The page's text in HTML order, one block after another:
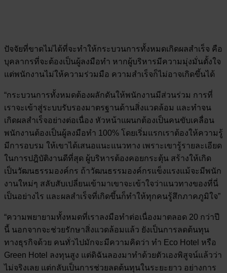
ปัจจัยที่ขาดไม่ได้ที่จะทำให้กระบวนการทั้งหมดเกิดผลสำเร็จ คือ
บุคลากรที่จะต้องเป็นผู้ลงมือทำ หากผู้บริหารมีความมุ่งมั่นตั้งใจ
แต่พนักงานไม่ให้ความร่วมมือ ความสำเร็จก็ไม่อาจเกิดขึ้นได้
“กระบวนการทั้งหมดต้องผลักดันให้พนักงานมีส่วนร่วม การที่
เราจะเข้าสู่ระบบรับรองมาตรฐานด้านสิ่งแวดล้อม และทำจน
เกิดผลสำเร็จอย่างต่อเนื่อง หัวหน้าแผนกต้องเป็นคนขับเคลื่อน
พนักงานต้องเป็นผู้ลงมือทำ 100% โดยเริ่มแรกเราต้องให้ความรู้
มีการอบรม ให้เขาได้เสนอแนะแนวทาง เพราะเขารู้รายละเอียด
ในการปฎิบัติงานดีที่สุด ผู้บริหารต้องคอยกระตุ้น สร้างให้เกิด
เป็นวัฒนธรรมองค์กร ถ้าวัฒนธรรมองค์กรแข็งแรงแม้จะมีพนัก
งานใหม่ๆ สลับสับเปลี่ยนเข้ามาเขาจะเข้าใจว่าแนวทางของที่นี่
เป็นอย่างไร และผลสำเร็จที่เกิดขึ้นก็ทำให้ทุกคนรู้สึกภาคภูมิใจ”
“ความพยายามทั้งหมดที่เราลงมือทำต่อเนื่องมาตลอด 20 กว่าปี
นี้ นอกจากจะช่วยรักษาสิ่งแวดล้อมแล้ว ยังเป็นการลดต้นทุน
ทางธุรกิจด้วย คนทั่วไปมักจะมีความคิดว่า ทำ Eco Hotel หรือ
Green Hotel ลงทุนสูง แต่ดิฉันลองมาทำด้วยตัวเองพิสูจน์แล้วว่า
ไม่จริงเลย แต่กลับเป็นการช่วยลดต้นทุนในระยะยาว อย่างการ